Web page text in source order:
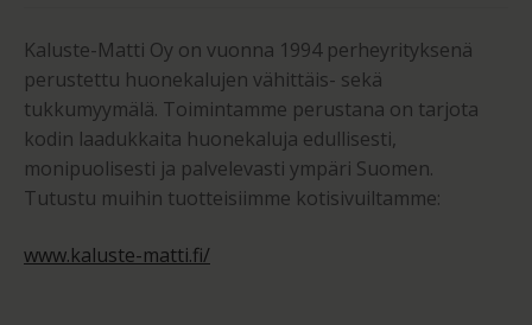
Kaluste-Matti Oy on vuonna 1994 perheyrityksenä
perustettu huonekalujen vähittäis- sekä
tukkumyymälä. Toimintamme perustana on tarjota
kodin laadukkaita huonekaluja edullisesti,
monipuolisesti ja palvelevasti ympäri Suomen.
Tutustu muihin tuotteisiimme kotisivuiltamme:
www.kaluste-matti.fi/